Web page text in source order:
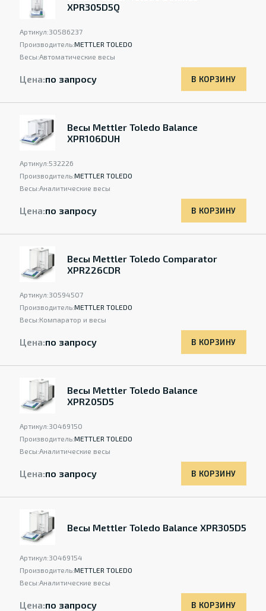
XPR305D5Q
Артикул:30586237
Производитель:METTLER TOLEDO
Весы:Автоматические весы
Цена:по запросу В КОРЗИНУ
Весы Mettler Toledo Balance
XPR106DUH
Артикул:532226
Производитель:METTLER TOLEDO
Весы:Аналитические весы
Цена:по запросу В КОРЗИНУ
Весы Mettler Toledo Comparator
XPR226CDR
Артикул:30594507
Производитель:METTLER TOLEDO
Весы:Компаратор и весы
Цена:по запросу В КОРЗИНУ
Весы Mettler Toledo Balance
XPR205D5
Артикул:30469150
Производитель:METTLER TOLEDO
Весы:Аналитические весы
Цена:по запросу В КОРЗИНУ
Весы Mettler Toledo Balance XPR305D5
Артикул:30469154
Производитель:METTLER TOLEDO
Весы:Аналитические весы
Цена:по запросу В КОРЗИНУ